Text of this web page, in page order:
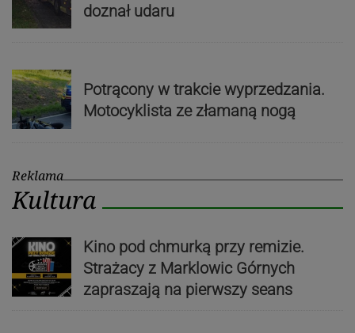
doznał udaru
Potrącony w trakcie wyprzedzania.
Motocyklista ze złamaną nogą
Reklama
Kultura
Kino pod chmurką przy remizie.
Strażacy z Marklowic Górnych
zapraszają na pierwszy seans